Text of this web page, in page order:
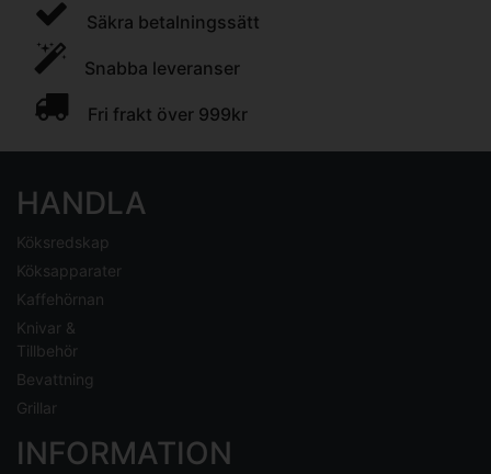
Säkra betalningssätt
Snabba leveranser
Fri frakt över 999kr
HANDLA
Köksredskap
Köksapparater
Kaffehörnan
Knivar &
Tillbehör
Bevattning
Grillar
INFORMATION